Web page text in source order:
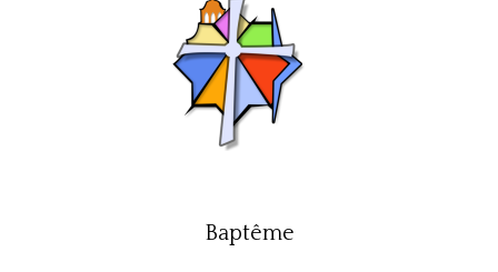
Baptême